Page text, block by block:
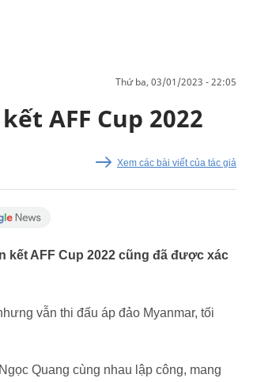
thứ ba, 03/01/2023 - 22:05
AFF Cup 2022
Xem các bài viết của tác giả
kết AFF Cup 2022 cũng đã được xác
vẫn thi đấu áp đảo Myanmar, tối
Quang cùng nhau lập công, mang